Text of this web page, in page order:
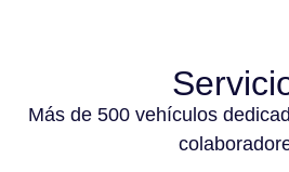
Más de 500 vehículos